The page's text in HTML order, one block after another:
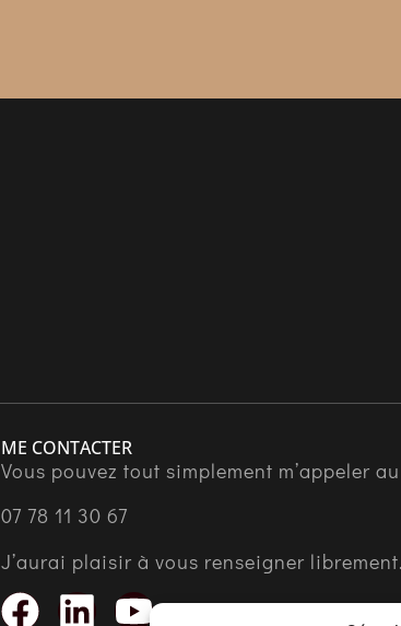
ME CONTACTER
Vous pouvez tout simplement m’appeler au
07 78 11 30 67
J’aurai plaisir à vous renseigner librement.